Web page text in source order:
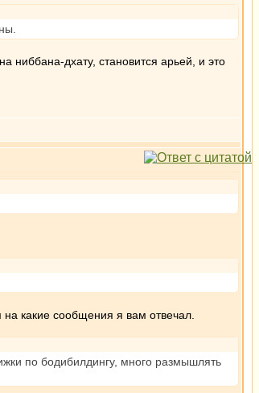
ниббана-дхату, становится арьей, и это
какие сообщения я вам отвечал.
по бодибилдингу, много размышлять